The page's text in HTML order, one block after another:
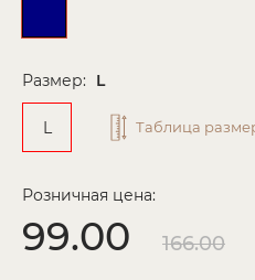
Размер: L
L Таблица
Розничная цена:
99.00 166.00